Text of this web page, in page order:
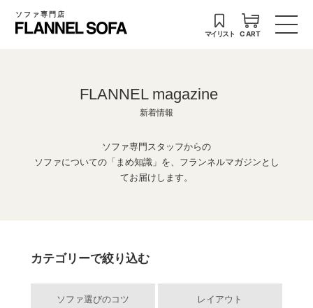
ソファ専門店
マイリスト CART
FLANNEL magazine
新着情報
ソファ専門スタッフからの
ソファについての「まめ知識」を、フランネルマガジンとし
てお届けします。
カテゴリーで絞り込む
ソファ選びのコツ レイアウト